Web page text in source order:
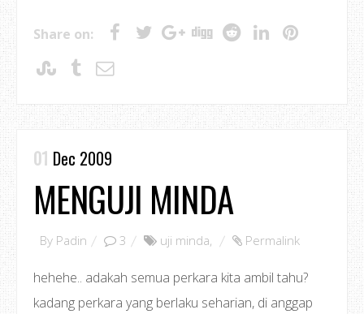
Share on:
01 Dec 2009
MENGUJI MINDA
By Padin 3 uji minda, Permalink
hehehe.. adakah semua perkara kita ambil tahu?
kadang perkara yang berlaku seharian, di anggap